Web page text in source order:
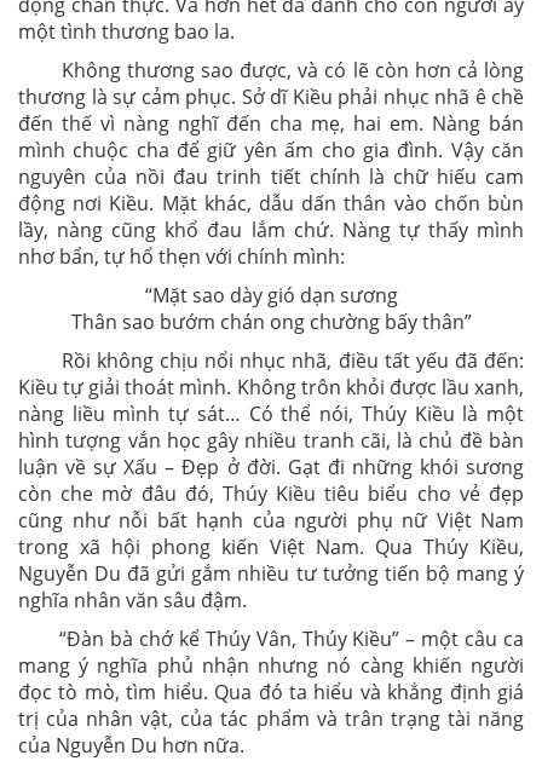
một tình thương bao la.
Không thương sao được, và có lẽ còn hơn cả lòng
thương là sự cảm phục. Sở dĩ Kiều phải nhục nhã ê chề
đến thế vì nàng nghĩ đến cha mẹ, hai em. Nàng bán
mình chuộc cha để giữ yên ấm cho gia đình. Vậy căn
nguyên của nồi đau trinh tiết chính là chữ hiếu cam
động nơi Kiều. Mặt khác, dẫu dấn thân vào chốn bùn
lầy, nàng cũng khổ đau lắm chứ. Nàng tự thấy mình
nhơ bẩn, tự hổ thẹn với chính mình:
“Mặt sao dày gió dạn sương
Thân sao bướm chán ong chường bấy thân”
Rồi không chịu nổi nhục nhã, điều tất yếu đã đến:
Kiều tự giải thoát mình. Không trôn khỏi được lầu xanh,
nàng liều mình tự sát… Có thể nói, Thúy Kiều là một
hình tượng vắn học gây nhiều tranh cãi, là chủ đề bàn
luận về sự Xấu – Đẹp ở đời. Gạt đi những khói sương
còn che mờ đâu đó, Thúy Kiều tiêu biểu cho vẻ đẹp
cũng như nỗi bất hạnh của người phụ nữ Việt Nam
trong xã hội phong kiến Việt Nam. Qua Thúy Kiều,
Nguyễn Du đã gửi gắm nhiều tư tưởng tiến bộ mang ý
nghĩa nhân văn sâu đậm.
“Đàn bà chớ kể Thúy Vân, Thúy Kiều” – một câu ca
mang ý nghĩa phủ nhận nhưng nó càng khiến người
đọc tò mò, tìm hiểu. Qua đó ta hiểu và khẳng định giá
trị của nhân vật, của tác phẩm và trân trạng tài năng
của Nguyễn Du hơn nữa.